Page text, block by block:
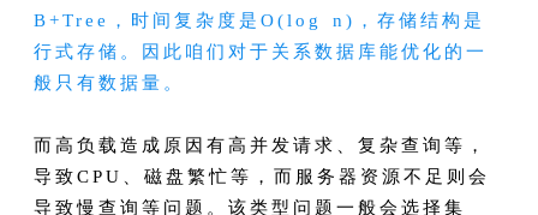
B+Tree，时间复杂度是O(log n)，存储结构是
行式存储。因此咱们对于关系数据库能优化的一
般只有数据量。
而高负载造成原因有高并发请求、复杂查询等，
导致CPU、磁盘繁忙等，而服务器资源不足则会
导致慢查询等问题。该类型问题一般会选择集